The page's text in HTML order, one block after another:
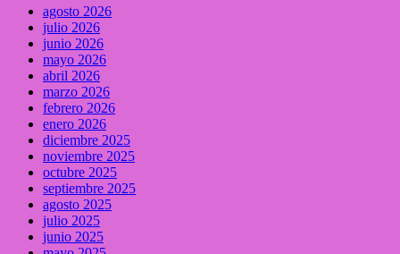
agosto 2026
julio 2026
junio 2026
mayo 2026
abril 2026
marzo 2026
febrero 2026
enero 2026
diciembre 2025
noviembre 2025
octubre 2025
septiembre 2025
agosto 2025
julio 2025
junio 2025